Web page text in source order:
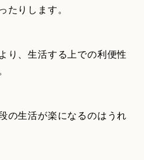
りします。
り、生活する上での利便性
の生活が楽になるのはうれ